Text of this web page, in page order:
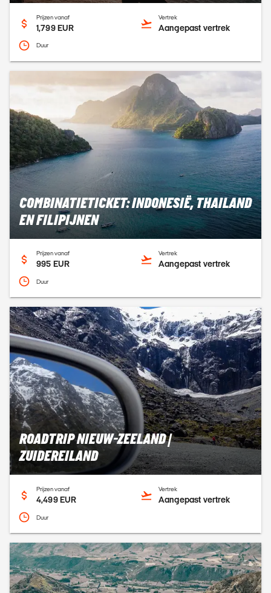
Prijzen vanaf
1,799 EUR
Duur
Vertrek
Aangepast vertrek
COMBINATIETICKET: INDONESIË, THAILAND
EN FILIPIJNEN
Prijzen vanaf
995 EUR
Duur
Vertrek
Aangepast vertrek
ROADTRIP NIEUW-ZEELAND |
ZUIDEREILAND
Prijzen vanaf
4,499 EUR
Duur
Vertrek
Aangepast vertrek